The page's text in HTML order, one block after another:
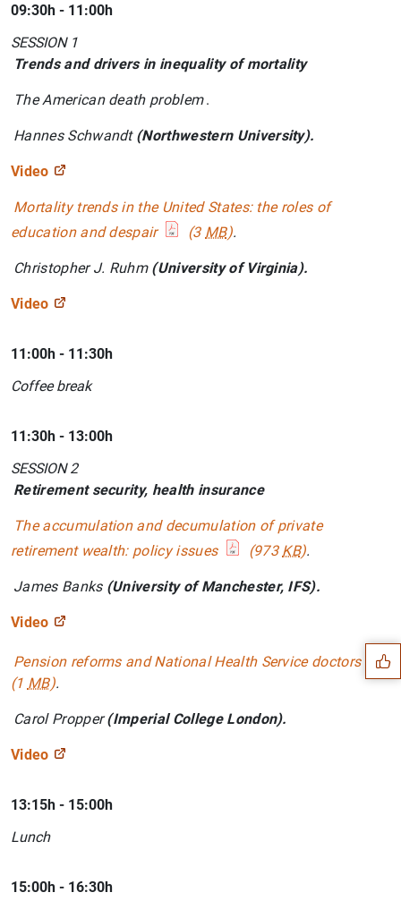
09:30h - 11:00h
SESSION 1
Trends and drivers in inequality of mortality
The American death problem.
Hannes Schwandt(Northwestern University).
Video
Mortality trends in the United States: the roles of
education and despair
(3 MB).
Christopher J. Ruhm (University of Virginia).
Video
11:00h - 11:30h
Coffee break
11:30h - 13:00h
SESSION 2
Retirement security, health insurance
The accumulation and decumulation of private
retirement wealth: policy issues
(973 KB).
James Banks(University of Manchester, IFS).
Video
Pension reforms and National Health Service doctors
(1 MB).
Carol Propper(Imperial College London).
Video
13:15h - 15:00h
Lunch
15:00h - 16:30h
Sugerencias